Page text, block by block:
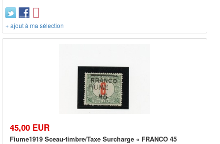
+ ajout à ma sélection
45,00 EUR
Fiume1919 Sceau-timbre/Taxe Surcharge « FRANCO 45